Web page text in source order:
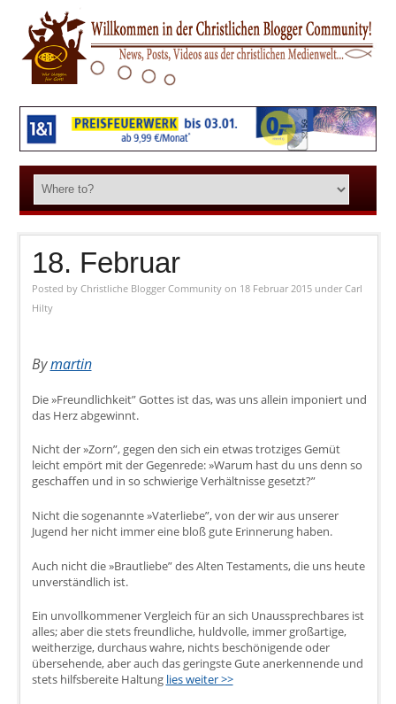
18. Februar
Posted by Christliche Blogger Community on 18 Februar 2015 under Carl
Hilty
Bymartin
Die »Freundlichkeit” Gottes ist das, was uns allein imponiert und
das Herz abgewinnt.
Nicht der »Zorn”, gegen den sich ein etwas trotziges Gemüt
leicht empört mit der Gegenrede: »Warum hast du uns denn so
geschaffen und in so schwierige Verhältnisse gesetzt?”
Nicht die sogenannte »Vaterliebe”, von der wir aus unserer
Jugend her nicht immer eine bloß gute Erinnerung haben.
Auch nicht die »Brautliebe” des Alten Testaments, die uns heute
unverständlich ist.
Ein unvollkommener Vergleich für an sich Unaussprechbares ist
alles; aber die stets freundliche, huldvolle, immer großartige,
weitherzige, durchaus wahre, nichts beschönigende oder
übersehende, aber auch das geringste Gute anerkennende und
stets hilfsbereite Haltung lies weiter >>